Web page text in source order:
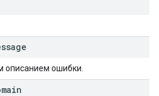
ошибки.